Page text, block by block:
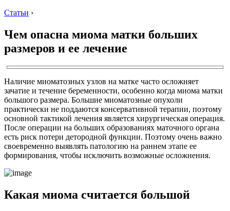
Статьи ›
Чем опасна миома матки больших
размеров и ее лечение
Наличие миоматозных узлов на матке часто осложняет
зачатие и течение беременности, особенно когда миома матки
большого размера. Большие миоматозные опухоли
практически не поддаются консервативной терапии, поэтому
основной тактикой лечения является хирургическая операция.
После операции на больших образованиях маточного органа
есть риск потери детородной функции. Поэтому очень важно
своевременно выявлять патологию на раннем этапе ее
формирования, чтобы исключить возможные осложнения.
Какая миома считается большой